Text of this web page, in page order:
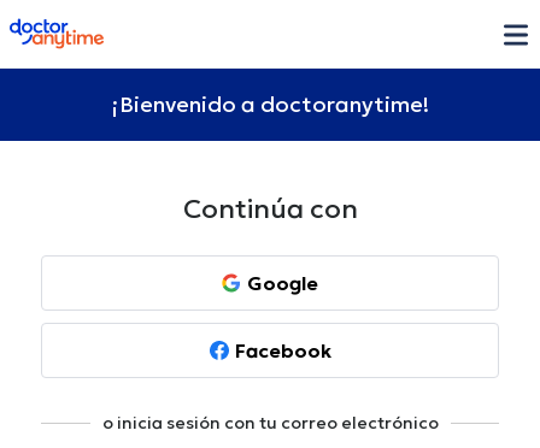
doctoranytime
¡Bienvenido a doctoranytime!
Continúa con
Google
Facebook
o inicia sesión con tu correo electrónico